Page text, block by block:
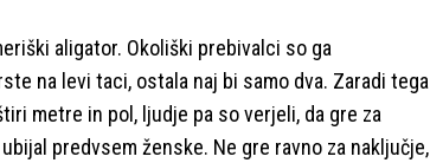
aligator. Okoliški prebivalci so ga
na levi taci, ostala naj bi samo dva. Zaradi tega
metre in pol, ljudje pa so verjeli, da gre za
predvsem ženske. Ne gre ravno za naključje,